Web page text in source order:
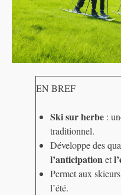
EN BREF
Ski sur herbe :
traditionnel.
Développe des
l’anticipationet
Permet aux
l’été.